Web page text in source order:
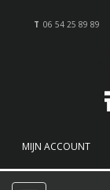
T 06 54 25 89 89
MIJN ACCOUNT